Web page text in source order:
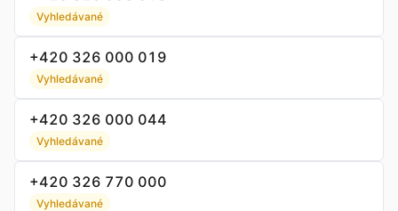
Vyhledávané
+420 326 000 019
Vyhledávané
+420 326 000 044
Vyhledávané
+420 326 770 000
Vyhledávané